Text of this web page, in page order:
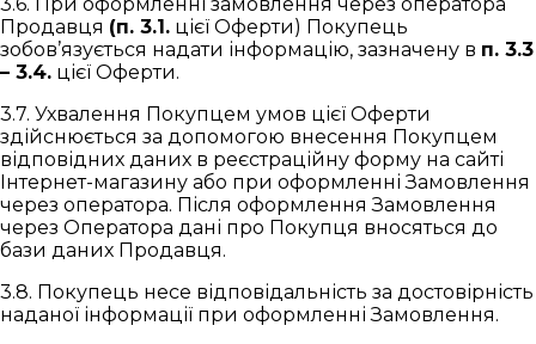
Продавця (п. 3.1. цієї Оферти) Покупець
зобов’язується надати інформацію, зазначену в п. 3.3
– 3.4. цієї Оферти.
3.7. Ухвалення Покупцем умов цієї Оферти
здійснюється за допомогою внесення Покупцем
відповідних даних в реєстраційну форму на сайті
Інтернет-магазину або при оформленні Замовлення
через оператора. Після оформлення Замовлення
через Оператора дані про Покупця вносяться до
бази даних Продавця.
3.8. Покупець несе відповідальність за достовірність
наданої інформації при оформленні Замовлення.